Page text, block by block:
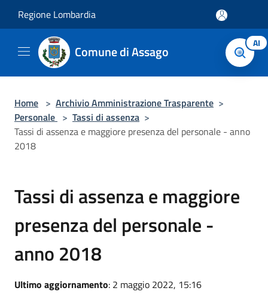
Regione Lombardia
Comune di Assago AI
Home > Archivio Amministrazione Trasparente >
Personale > Tassi di assenza >
Tassi di assenza e maggiore presenza del personale - anno
2018
Tassi di assenza e maggiore
presenza del personale -
anno 2018
Ultimo aggiornamento: 2 maggio 2022, 15:16